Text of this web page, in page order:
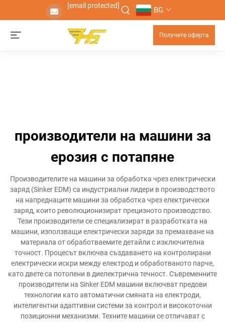
[email protected] BG
Получете оферта
производители на машини за
ерозия с потапяне
Производителите на машини за обработка чрез електрически
заряд (Sinker EDM) са индустриални лидери в производството
на напреднаците машини за обработка чрез електрически
заряд, които революционизират прецизното производство.
Тези производители се специализират в разработката на
машини, използващи електрически заряди за премахване на
материала от обработваемите детайли с изключителна
точност. Процесът включва създаването на контролирани
електрически искри между електрод и обработваното парче,
като двете са потопени в диелектрична течност. Съвременните
производители на Sinker EDM машини включват предови
технологии като автоматични смяната на електроди,
интелигентни адаптивни системи за контрол и високоточни
позиционни механизми. Техните машини се отличават с